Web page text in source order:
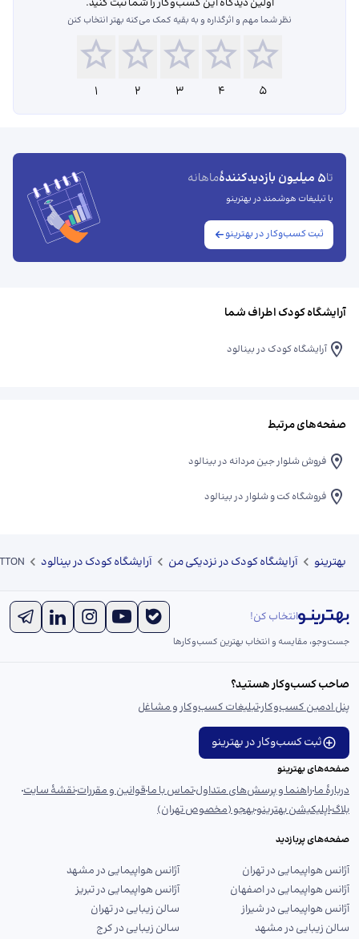
اولین دیدگاه این کسب‌و‌کار را شما ثبت کنید.
نظر شما مهم و اثرگذاره و به بقیه کمک می‌کنه بهتر انتخاب کنن
1 2 3 4 5
تا5 میلیون بازدیدکنندهٔ ماهانه
با تبلیغات هوشمند در بهترینو
ثبت کسب‌وکار در بهترینو
آرایشگاه کودک اطراف شما
آرایشگاه کودک در بینالود
صفحه‌های مرتبط
فروش شلوار جین مردانه در بینالود
فروشگاه کت و شلوار در بینالود
بهترینو آرایشگاه کودک در نزدیکی من آرایشگاه کودک در بینالود
انتخاب کن!
جست‌و‌جو، مقایسه و انتخاب بهترین کسب‌وکارها
صاحب کسب‌وکار هستید؟
پنل ادمین کسب‌وکارتبلیغات کسب‌وکار و مشاغل
ثبت کسب‌وکار در بهترینو
صفحه‌های بهترینو
دربارهٔ ماراهنما و پرسش‌های متداولتماس با ماقوانین و مقرراتنقشهٔ سایت
بلاگاپلیکیشن بهترینوبهجو (مخصوص تهران)
صفحه‌های پربازدید
آژانس هواپیمایی در تهران
آژانس هواپیمایی در مشهد
آژانس هواپیمایی در اصفهان
آژانس هواپیمایی در تبریز
آژانس هواپیمایی در شیراز
سالن زیبایی در تهران
سالن زیبایی در مشهد
سالن زیبایی در کرج